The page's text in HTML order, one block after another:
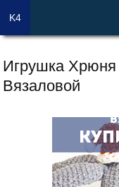
Игрушка
Вязаловой
K4